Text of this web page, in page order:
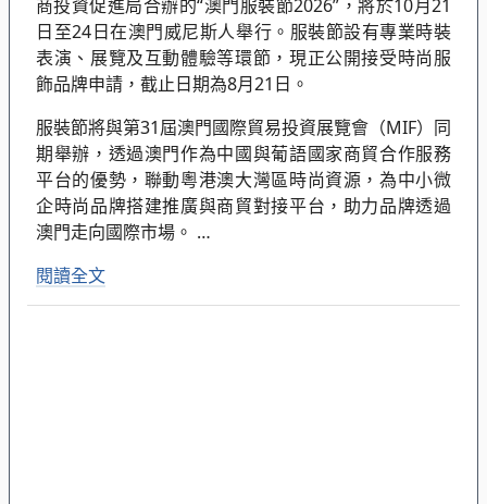
商投資促進局合辦的“澳門服裝節2026”，將於10月21
日至24日在澳門威尼斯人舉行。服裝節設有專業時裝
表演、展覽及互動體驗等環節，現正公開接受時尚服
飾品牌申請，截止日期為8月21日。
服裝節將與第31屆澳門國際貿易投資展覽會（MIF）同
期舉辦，透過澳門作為中國與葡語國家商貿合作服務
平台的優勢，聯動粵港澳大灣區時尚資源，為中小微
企時尚品牌搭建推廣與商貿對接平台，助力品牌透過
澳門走向國際市場。 …
閱讀全文